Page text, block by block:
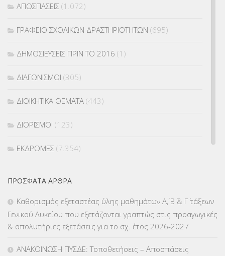
ΑΠΟΣΠΑΣΕΙΣ (1.072)
ΓΡΑΦΕΙΟ ΣΧΟΛΙΚΩΝ ΔΡΑΣΤΗΡΙΟΤΗΤΩΝ (695)
ΔΗΜΟΣΙΕΥΣΕΙΣ ΠΡΙΝ ΤΟ 2016 (1)
ΔΙΑΓΩΝΙΣΜΟΙ (305)
ΔΙΟΙΚΗΤΙΚΑ ΘΕΜΑΤΑ (443)
ΔΙΟΡΙΣΜΟΙ (123)
ΕΚΔΡΟΜΕΣ (7.354)
ΕΠΙΜΟΡΦΩΣΗ Τ.Π.Ε.(10)
ΠΡΌΣΦΑΤΑ ΆΡΘΡΑ
Καθορισμός εξεταστέας ύλης μαθημάτων Α΄, Β΄ & Γ΄ τάξεων
Γενικού Λυκείου που εξετάζονται γραπτώς στις προαγωγικές
& απολυτήριες εξετάσεις για το σχ. έτος 2026-2027
ΑΝΑΚΟΙΝΩΣΗ ΠΥΣΔΕ: Τοποθετήσεις – Αποσπάσεις